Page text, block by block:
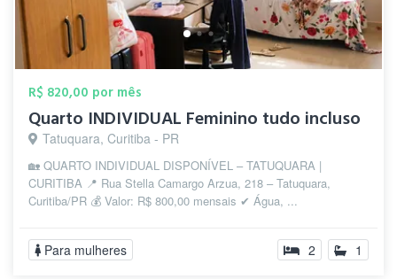
R$ 820,00 por mês
Quarto INDIVIDUAL Feminino tudo incluso
Tatuquara, Curitiba - PR
🏡 QUARTO INDIVIDUAL DISPONÍVEL – TATUQUARA |
CURITIBA 📍 Rua Stella Camargo Arzua, 218 – Tatuquara,
Curitiba/PR 💰 Valor: R$ 800,00 mensais ✔ Água, ...
Para mulheres 2 1